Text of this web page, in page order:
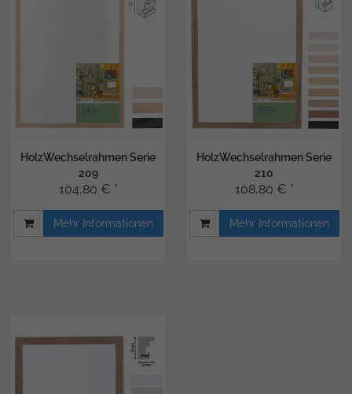
HolzWechselrahmen Serie
209
104,80 € *
Mehr Informationen
HolzWechselrahmen Serie
210
108,80 € *
Mehr Informationen